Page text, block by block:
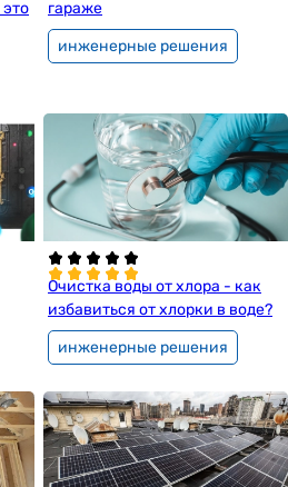
гараже
инженерные решения
Очистка воды от хлора - как
избавиться от хлорки в воде?
инженерные решения